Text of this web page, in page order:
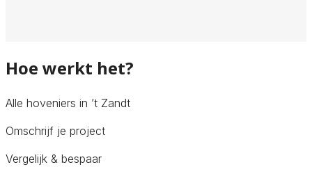
Hoe werkt het?
Alle hoveniers in ’t Zandt
Omschrijf je project
Vergelijk & bespaar